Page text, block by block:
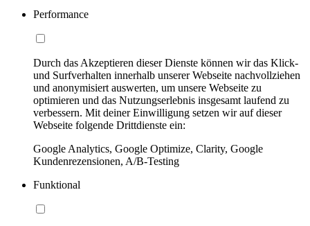
Performance
Durch das Akzeptieren dieser Dienste können wir das Klick-
und Surfverhalten innerhalb unserer Webseite nachvollziehen
und anonymisiert auswerten, um unsere Webseite zu
optimieren und das Nutzungserlebnis insgesamt laufend zu
verbessern. Mit deiner Einwilligung setzen wir auf dieser
Webseite folgende Drittdienste ein:
Google Analytics, Google Optimize, Clarity, Google
Kundenrezensionen, A/B-Testing
Funktional